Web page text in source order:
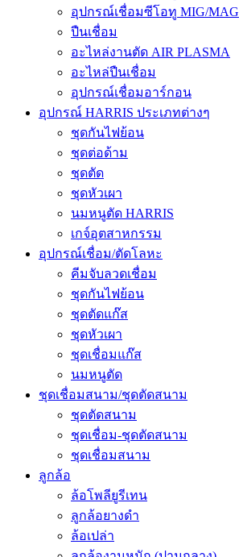
อุปกรณ์เชื่อมซีโอทู MIG/MAG
ปืนเชื่อม
อะไหล่งานตัด AIR PLASMA
อะไหล่ปืนเชื่อม
อุปกรณ์เชื่อมอาร์กอน
อุปกรณ์ HARRIS ประเภทต่างๆ
ชุดกันไฟย้อน
ชุดต่อด้าม
ชุดตัด
ชุดหัวเผา
นมหนูตัด HARRIS
เกจ์อุตสาหกรรม
อุปกรณ์เชื่อม/ตัดโลหะ
คีมจับลวดเชื่อม
ชุดกันไฟย้อน
ชุดตัดแก๊ส
ชุดหัวเผา
ชุดเชื่อมแก๊ส
นมหนูตัด
ชุดเชื่อมสนาม/ชุดตัดสนาม
ชุดตัดสนาม
ชุดเชื่อม-ชุดตัดสนาม
ชุดเชื่อมสนาม
ลูกล้อ
ล้อโพลียูรีเทน
ลูกล้อยางดำ
ล้อเปล่า